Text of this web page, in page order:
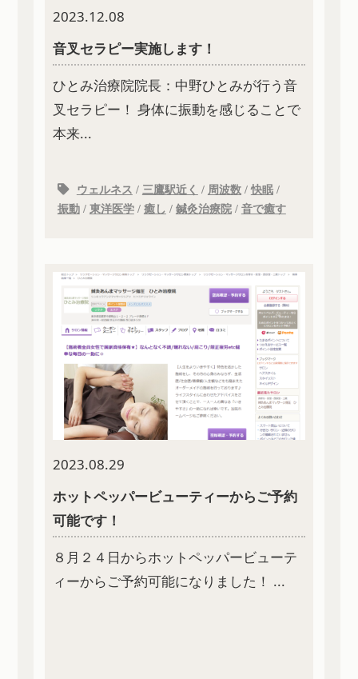
2023.12.08
音叉セラピー実施します！
ひとみ治療院院長：中野ひとみが行う音
叉セラピー！ 身体に振動を感じることで
本来...
ウェルネス / 三鷹駅近く / 周波数/快眠/
振動/ 東洋医学/ 癒し / 鍼灸治療院/ 音で癒す
2023.08.29
ホットペッパービューティーからご予約
可能です！
８月２４日からホットペッパービューテ
ィーからご予約可能になりました！ ...